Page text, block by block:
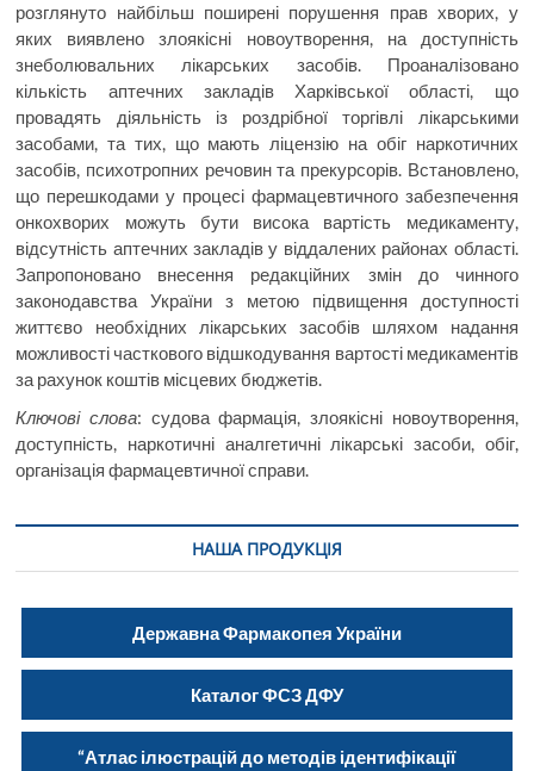
розглянуто найбільш поширені порушення прав хворих, у
яких виявлено злоякісні новоутворення, на доступність
знеболювальних лікарських засобів. Проаналізовано
кількість аптечних закладів Харківської області, що
провадять діяльність із роздрібної торгівлі лікарськими
засобами, та тих, що мають ліцензію на обіг наркотичних
засобів, психотропних речовин та прекурсорів. Встановлено,
що перешкодами у процесі фармацевтичного забезпечення
онкохворих можуть бути висока вартість медикаменту,
відсутність аптечних закладів у віддалених районах області.
Запропоновано внесення редакційних змін до чинного
законодавства України з метою підвищення доступності
життєво необхідних лікарських засобів шляхом надання
можливості часткового відшкодування вартості медикаментів
за рахунок коштів місцевих бюджетів.
Ключові слова: судова фармація, злоякісні новоутворення,
доступність, наркотичні аналгетичні лікарські засоби, обіг,
організація фармацевтичної справи.
НАША ПРОДУКЦІЯ
Державна Фармакопея України
Каталог ФСЗ ДФУ
“Атлас ілюстрацій до методів ідентифікації